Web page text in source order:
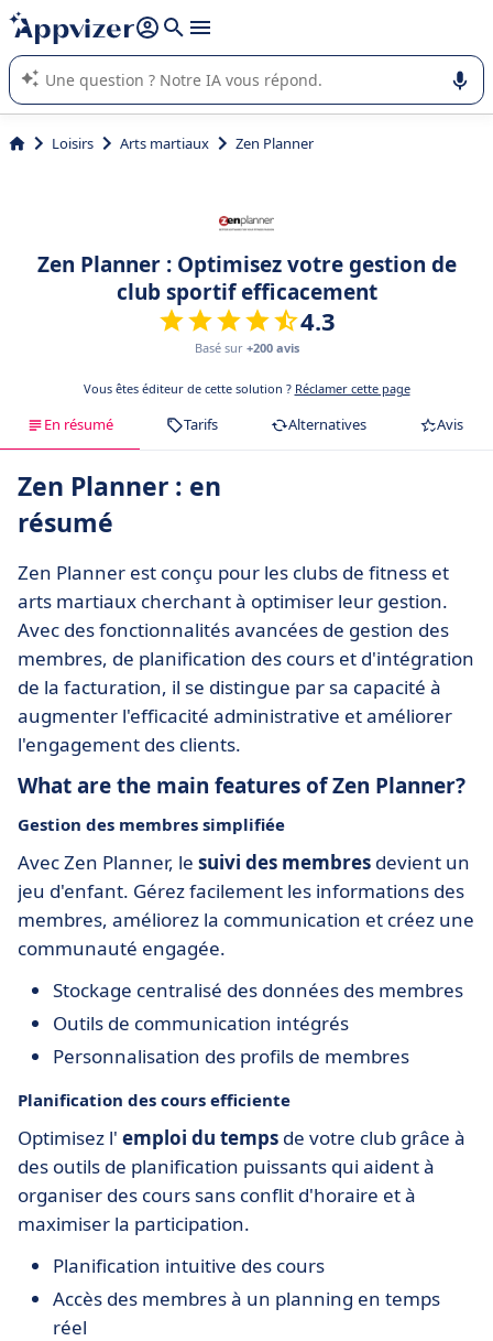
répondre (plusieurs lignes avec
L'IA de Appvizer vous guide dans l'utilisation ou la sélection de
logiciel SaaS en entreprise.
Loisirs Arts martiaux Zen Planner
Zen Planner : Optimisez votre gestion de
club sportif efficacement
4.3
Basé sur +200 avis
Vous êtes éditeur de cette solution ? Réclamer cette page
En résumé Tarifs Alternatives Avis
Zen Planner : en
résumé
Zen Planner est conçu pour les clubs de fitness et
arts martiaux cherchant à optimiser leur gestion.
Avec des fonctionnalités avancées de gestion des
membres, de planification des cours et d'intégration
de la facturation, il se distingue par sa capacité à
augmenter l'efficacité administrative et améliorer
l'engagement des clients.
What are the main features of Zen Planner?
Gestion des membres simplifiée
Avec Zen Planner, le suivi des membres devient un
jeu d'enfant. Gérez facilement les informations des
membres, améliorez la communication et créez une
communauté engagée.
Stockage centralisé des données des membres
Outils de communication intégrés
Personnalisation des profils de membres
Planification des cours efficiente
Optimisez l' emploi du temps de votre club grâce à
des outils de planification puissants qui aident à
organiser des cours sans conflit d'horaire et à
maximiser la participation.
Planification intuitive des cours
Accès des membres à un planning en temps
réel